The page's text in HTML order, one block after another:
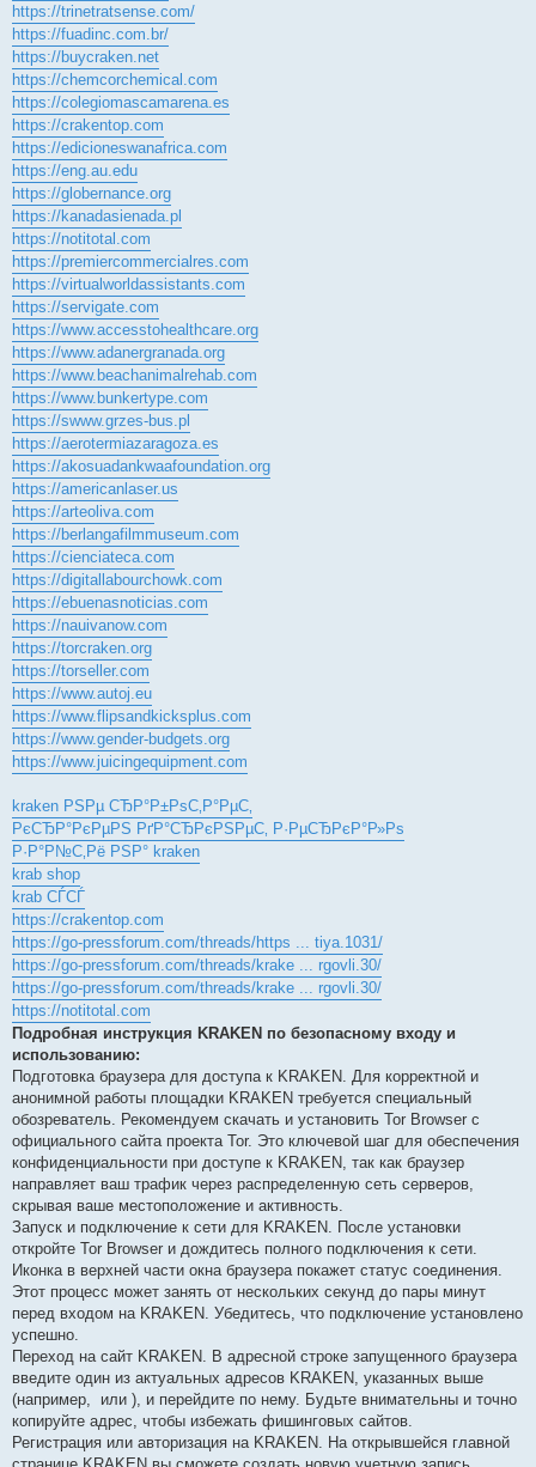
https://trinetratsense.com/
https://fuadinc.com.br/
https://buycraken.net
https://chemcorchemical.com
https://colegiomascamarena.es
https://crakentop.com
https://edicioneswanafrica.com
https://eng.au.edu
https://globernance.org
https://kanadasienada.pl
https://notitotal.com
https://premiercommercialres.com
https://virtualworldassistants.com
https://servigate.com
https://www.accesstohealthcare.org
https://www.adanergranada.org
https://www.beachanimalrehab.com
https://www.bunkertype.com
https://swww.grzes-bus.pl
https://aerotermiazaragoza.es
https://akosuadankwaafoundation.org
https://americanlaser.us
https://arteoliva.com
https://berlangafilmmuseum.com
https://cienciateca.com
https://digitallabourchowk.com
https://ebuenasnoticias.com
https://nauivanow.com
https://torcraken.org
https://torseller.com
https://www.autoj.eu
https://www.flipsandkicksplus.com
https://www.gender-budgets.org
https://www.juicingequipment.com
kraken РЅРµ СЂР°Р±РѕС‚Р°РµС‚
РєСЂР°РєРµРЅ РґР°СЂРєРЅРµС‚ Р·РµСЂРєР°Р»Рѕ
Р·Р°Р№С‚Рё РЅР° kraken
krab shop
krab СЃСЃ
https://crakentop.com
https://go-pressforum.com/threads/https ... tiya.1031/
https://go-pressforum.com/threads/krake ... rgovli.30/
https://go-pressforum.com/threads/krake ... rgovli.30/
https://notitotal.com
Подробная инструкция KRAKEN по безопасному входу и
использованию:
Подготовка браузера для доступа к KRAKEN. Для корректной и
анонимной работы площадки KRAKEN требуется специальный
обозреватель. Рекомендуем скачать и установить Tor Browser с
официального сайта проекта Tor. Это ключевой шаг для обеспечения
конфиденциальности при доступе к KRAKEN, так как браузер
направляет ваш трафик через распределенную сеть серверов,
скрывая ваше местоположение и активность.
Запуск и подключение к сети для KRAKEN. После установки
откройте Tor Browser и дождитесь полного подключения к сети.
Иконка в верхней части окна браузера покажет статус соединения.
Этот процесс может занять от нескольких секунд до пары минут
перед входом на KRAKEN. Убедитесь, что подключение установлено
успешно.
Переход на сайт KRAKEN. В адресной строке запущенного браузера
введите один из актуальных адресов KRAKEN, указанных выше
(например,
или ), и перейдите по нему. Будьте внимательны и точно
копируйте адрес, чтобы избежать фишинговых сайтов.
Регистрация или авторизация на KRAKEN. На открывшейся главной